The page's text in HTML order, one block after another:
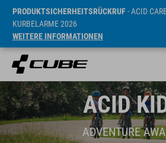
PRODUKTSICHERHEITSRÜCKRUF- ACID
KURBELARME 2026
WEITERE INFORMATIONEN
ACID
ADVENTURE